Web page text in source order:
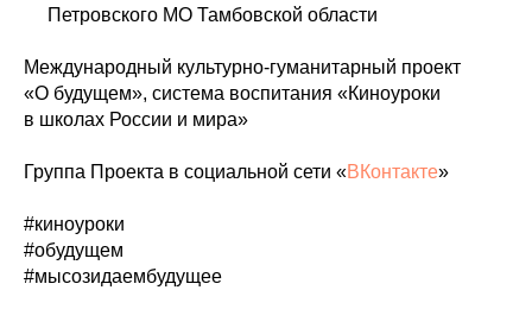
Петровского МО Тамбовской области
Международный культурно-гуманитарный проект
«О будущем», система воспитания «Киноуроки
в школах России и мира»
Группа Проекта в социальной сети «ВКонтакте»
#киноуроки
#обудущем
#мысозидаембудущее